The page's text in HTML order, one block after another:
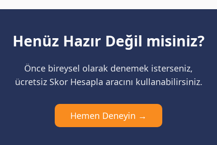
Henüz Hazır Değil misiniz?
Önce bireysel olarak denemek isterseniz,
ücretsiz Skor Hesapla aracını kullanabilirsiniz.
Hemen Deneyin →